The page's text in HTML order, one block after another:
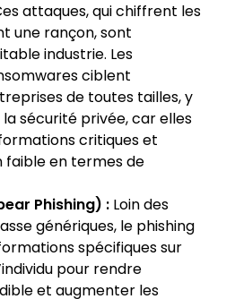
attaques, qui chiffrent les
une rançon, sont
industrie. Les
ciblent
de toutes tailles, y
sécurité privée, car elles
critiques et
faible en termes de
Phishing) :Loin des
génériques, le phishing
spécifiques sur
pour rendre
et augmenter les